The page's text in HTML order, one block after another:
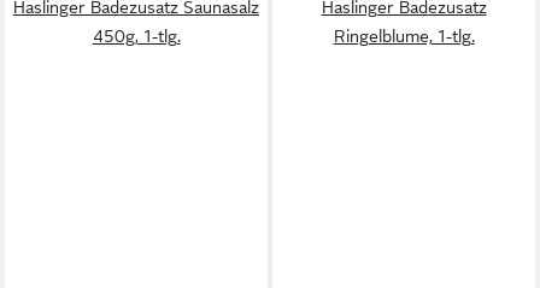
Haslinger Badezusatz Saunasalz
450g, 1-tlg.
Haslinger Badezusatz
Ringelblume, 1-tlg.